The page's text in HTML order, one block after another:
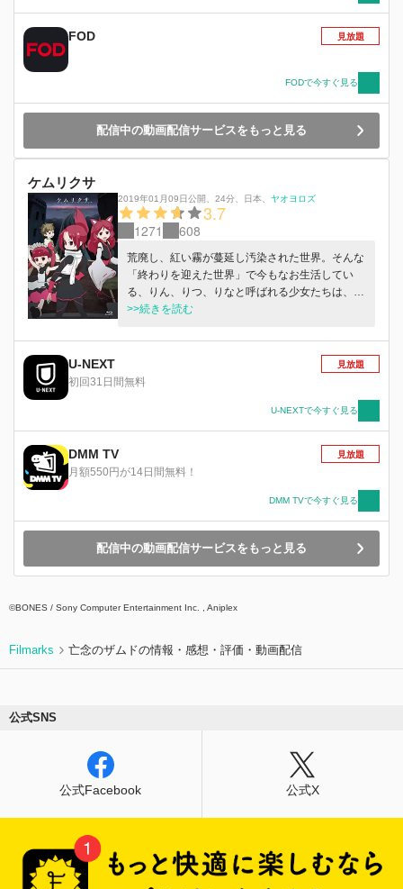
FOD 見放題
FODで今すぐ見る
配信中の動画配信サービスをもっと見る
ケムリクサ
2019年01月09日公開 24分 日本 ヤオヨロズ
3.7
1271 608
荒廃し、紅い霧が蔓延し汚染された世界。そんな
「終わりを迎えた世界」で今もなお生活してい
る、りん、りつ、りなと呼ばれる少女たちは、生
きるために必要な資源を求めながら日々を過ご
広げていた。
>>続きを読む
U-NEXT
初回31日間無料
見放題
U-NEXTで今すぐ見る
DMM TV
月額550円が14日間無料！
見放題
DMM TVで今すぐ見る
配信中の動画配信サービスをもっと見る
©BONES / Sony Computer Entertainment Inc. , Aniplex
Filmarks 亡念のザムドの情報・感想・評価・動画配信
公式SNS
公式Facebook 公式X